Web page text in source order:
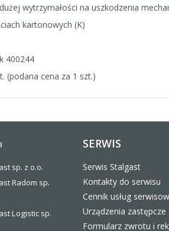
wytrzymałości na uszkodzenia
kartonowych (K)
400244
(podana cena za 1 szt.)
sp. z o.o.
Radom sp.
Logistic sp.
SERWIS
Serwis Stalgast
Kontakty do serwisu
Cennik usług
Urządzenia zastępcze
Formularz zwrotu i